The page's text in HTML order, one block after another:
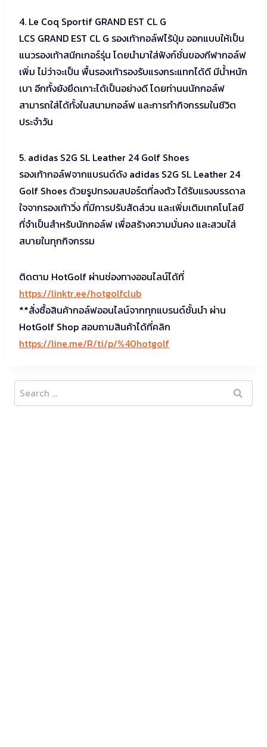
4. Le Coq Sportif GRAND EST CL G
LCS GRAND EST CL G รองเท้ากอล์ฟไร้ปุ่ม ออกแบบให้เป็น
แนวรองเท้าสนีกเกอร์รุ่น โดยนำมาใส่ฟังก์ชั่นของกีฬากอล์ฟ
เพิ่ม ไม่ว่าจะเป็น พื้นรองเท้ารองรับแรงกระแทกได้ดี มีน้ำหนัก
เบา อีกทั้งยังยึดเกาะได้เป็นอย่างดี โดยท่านนนักกอล์ฟ
สามารถใส่ได้ทั้งในสนามกอล์ฟ และการทำกิจกรรมในชีวิต
ประจำวัน
5. adidas S2G SL Leather 24 Golf Shoes
รองเท้ากอล์ฟจากแบรนด์ดัง adidas S2G SL Leather 24
Golf Shoes ด้วยรูปทรงมสปอร์ตที่ลงตัว ได้รับแรงบรรดาล
ใจจากรองเท้าวิ่ง ที่มีการปรับสัดส่วน และเพิ่มเติมเทคโนโลยี
ที่จำเป็นสำหรับนักกอล์ฟ เพื่อสร้างความมั่นคง และสวมใส่
สบายในทุกกิจกรรม
ติดตาม HotGolf ผ่านช่องทางออนไลน์ได้ที่
https://linktr.ee/hotgolfclub
**สั่งซื้อสินค้ากอล์ฟออนไลน์จากทุกแบรนด์ชั้นนำ ผ่าน
HotGolf Shop สอบถามสินค้าได้ที่คลิก
https://line.me/R/ti/p/%40hotgolf
Search
for: